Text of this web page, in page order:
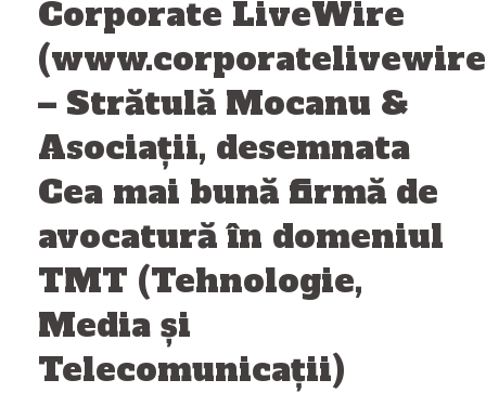
Corporate LiveWire
– Strătulă Mocanu &
Asociaţii, desemnata
Cea mai bună firmă de
avocatură în domeniul
TMT (Tehnologie,
Media și
Telecomunicații)